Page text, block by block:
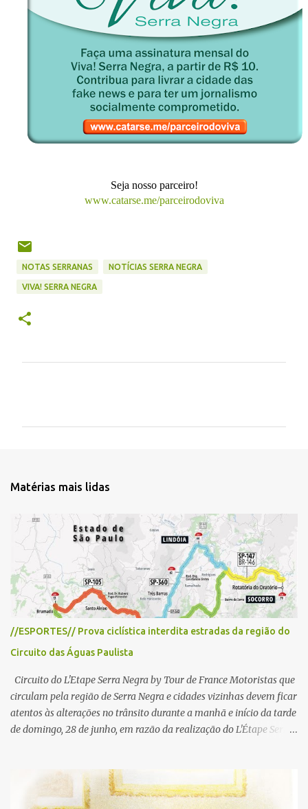
Seja nosso parceiro!
www.catarse.me/parceirodoviva
NOTAS SERRANAS NOTÍCIAS SERRA NEGRA
VIVA! SERRA NEGRA
t
i
o
s
Matérias mais lidas
//ESPORTES// Prova ciclística interdita estradas da região do
Circuito das Águas Paulista
Circuito do L'Etape Serra Negra by Tour de France Motoristas que
circulam pela região de Serra Negra e cidades vizinhas devem ficar
atentos às alterações no trânsito durante a manhã e início da tarde
de domingo, 28 de junho, em razão da realização do L'Étape Serra
reunirá atletas de diferentes regiões do país e terá percursos
passando pelos municípios de Serra Negra, Amparo, Monte Alegre